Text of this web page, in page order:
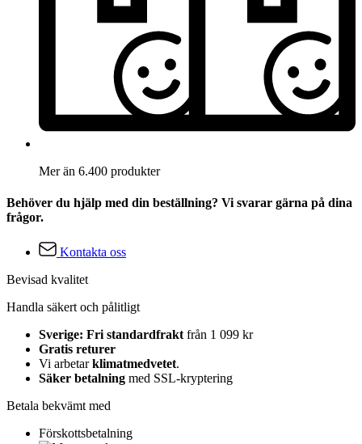
Mer än 6.400 produkter
Behöver du hjälp med din beställning? Vi svarar gärna på dina
frågor.
Kontakta oss
Bevisad kvalitet
Handla säkert och pålitligt
Sverige: Fri standardfraktfrån 1 099 kr
Gratis returer
Vi arbetarklimatmedvetet.
Säker betalning med SSL-kryptering
Betala bekvämt med
Förskottsbetalning